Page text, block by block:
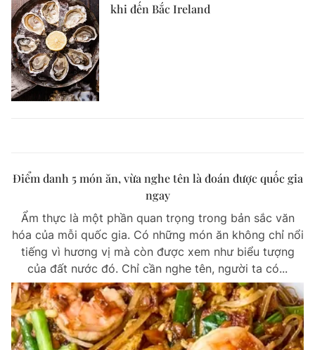
khi đến Bắc Ireland
Điểm danh 5 món ăn, vừa nghe tên là đoán được quốc gia
ngay
Ẩm thực là một phần quan trọng trong bản sắc văn
hóa của mỗi quốc gia. Có những món ăn không chỉ nổi
tiếng vì hương vị mà còn được xem như biểu tượng
của đất nước đó. Chỉ cần nghe tên, người ta có...